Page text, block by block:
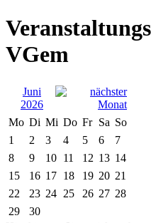
VGem
Juni
2026
Mo Di Mi Do Fr Sa So
1
2 3 4 5 6
7
8
9 10 11 12 13 14
15
16 17 18 19 20 21
22
23 24 25 26 27 28
29
30